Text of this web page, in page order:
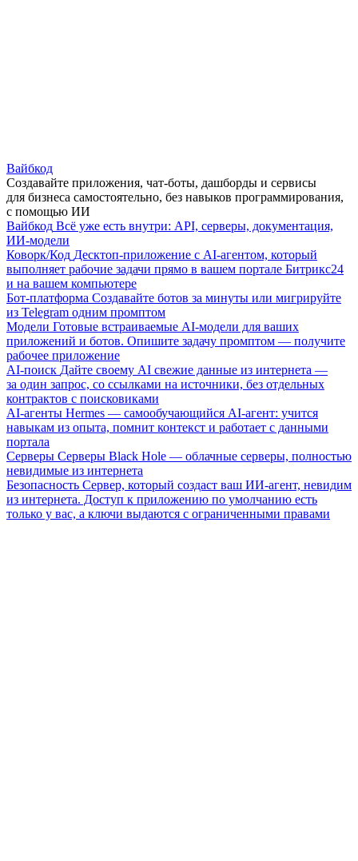
Вайбкод
Создавайте приложения, чат-боты, дашборды и сервисы
для бизнеса самостоятельно, без навыков программирования,
с помощью ИИ
Вайбкод Всё уже есть внутри: API, серверы, документация,
ИИ-модели
Коворк/Код Десктоп-приложение с AI-агентом, который
выполняет рабочие задачи прямо в вашем портале Битрикс24
и на вашем компьютере
Бот-платформа Создавайте ботов за минуты или мигрируйте
из Telegram одним промптом
Модели Готовые встраиваемые AI-модели для ваших
приложений и ботов. Опишите задачу промптом — получите
рабочее приложение
AI-поиск Дайте своему AI свежие данные из интернета —
за один запрос, со ссылками на источники, без отдельных
контрактов с поисковиками
AI-агенты Hermes — самообучающийся AI-агент: учится
навыкам из опыта, помнит контекст и работает с данными
портала
Серверы Серверы Black Hole — облачные серверы, полностью
невидимые из интернета
Безопасность Сервер, который создаст ваш ИИ-агент, невидим
из интернета. Доступ к приложению по умолчанию есть
только у вас, а ключи выдаются с ограниченными правами